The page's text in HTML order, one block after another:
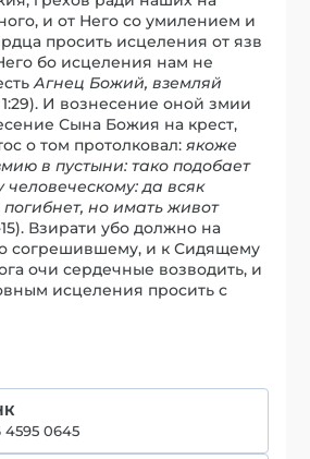
и от Него со умилением и
просить исцеления от язв
бо исцеления нам не
Агнец Божий, вземляй
И вознесение оной змии
Сына Божия на крест,
о том протолковал:якоже
в пустыни: тако подобает
человеческому: да всяк
но имать живот
Взирати убо должно на
согрешившему, и к Сидящему
очи сердечные возводить, и
исцеления просить с
4595 0645